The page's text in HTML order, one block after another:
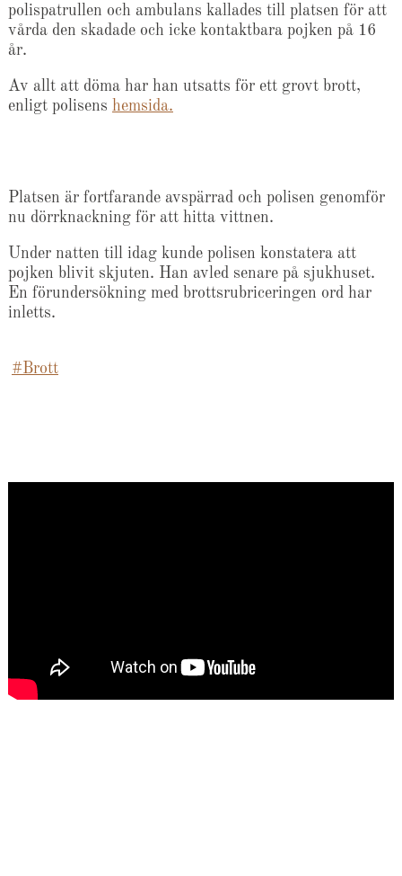
polispatrullen och ambulans kallades till platsen för att
vårda den skadade och icke kontaktbara pojken på 16
år.
Av allt att döma har han utsatts för ett grovt brott,
enligt polisens hemsida.
Platsen är fortfarande avspärrad och polisen genomför
nu dörrknackning för att hitta vittnen.
Under natten till idag kunde polisen konstatera att
pojken blivit skjuten. Han avled senare på sjukhuset.
En förundersökning med brottsrubriceringen ord har
inletts.
#Brott